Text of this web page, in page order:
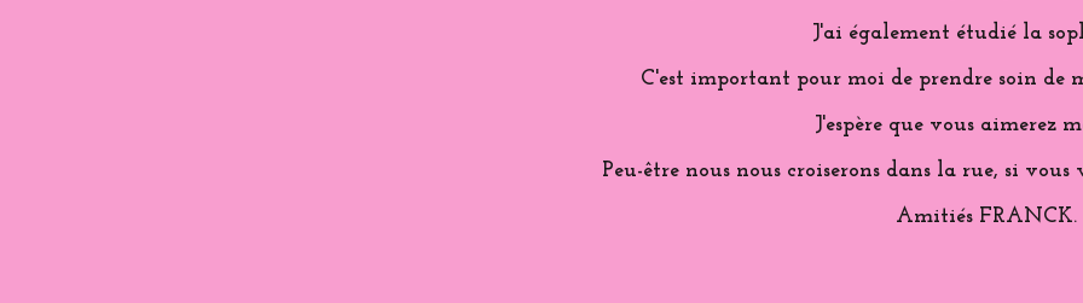
J'ai également étudié la
C'est important pour moi de prendre soin de
J'espère que vous aimerez
Peu-être nous nous croiserons dans la rue, si
Amitiés FRANCK.